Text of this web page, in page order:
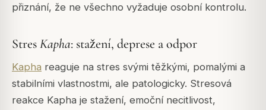
přiznání, že ne všechno vyžaduje osobní kontrolu.
StresKapha: stažení, deprese a odpor
Kapha reaguje na stres svými těžkými, pomalými a
stabilními vlastnostmi, ale patologicky. Stresová
reakce Kapha je stažení, emoční necitlivost,